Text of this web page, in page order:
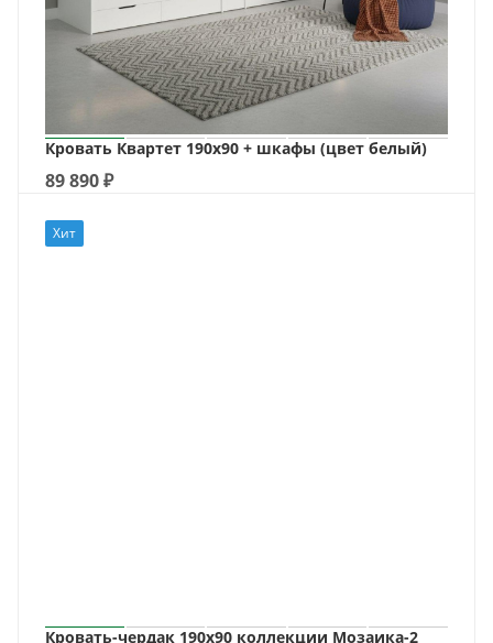
Кровать Квартет 190х90 + шкафы (цвет белый)
89 890₽
Хит
Кровать-чердак 190х90 коллекции Мозаика-2